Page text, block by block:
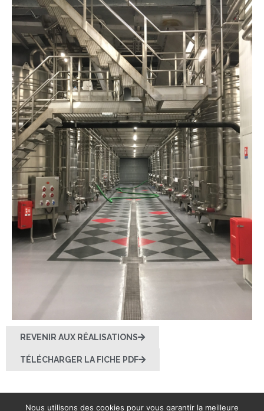
REVENIR AUX RÉALISATIONS
TÉLÉCHARGER LA FICHE PDF
Nous utilisons des cookies pour vous garantir la meilleure